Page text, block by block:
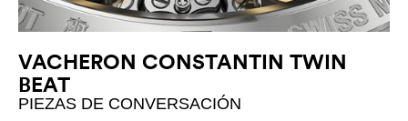
VACHERON CONSTANTIN TWIN
BEAT
PIEZAS DE CONVERSACIÓN